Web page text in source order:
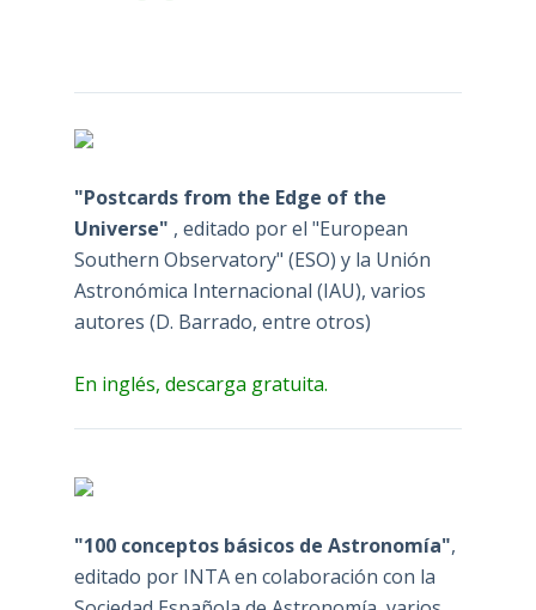
"Postcards from the Edge of the
Universe" , editado por el "European
Southern Observatory" (ESO) y la Unión
Astronómica Internacional (IAU), varios
autores (D. Barrado, entre otros)
En inglés, descarga gratuita.
"100 conceptos básicos de Astronomía",
editado por INTA en colaboración con la